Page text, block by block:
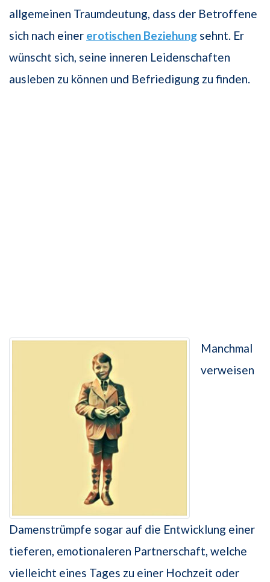
allgemeinen Traumdeutung, dass der Betroffene
sich nach einer erotischen Beziehung sehnt. Er
wünscht sich, seine inneren Leidenschaften
ausleben zu können und Befriedigung zu finden.
Manchmal
verweisen
Damenstrümpfe sogar auf die Entwicklung einer
tieferen, emotionaleren Partnerschaft, welche
vielleicht eines Tages zu einer Hochzeit oder